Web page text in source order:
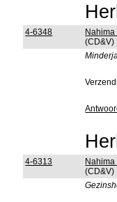
4-6348
Nahima
(CD&V)
4-6313
Nahima
(CD&V)